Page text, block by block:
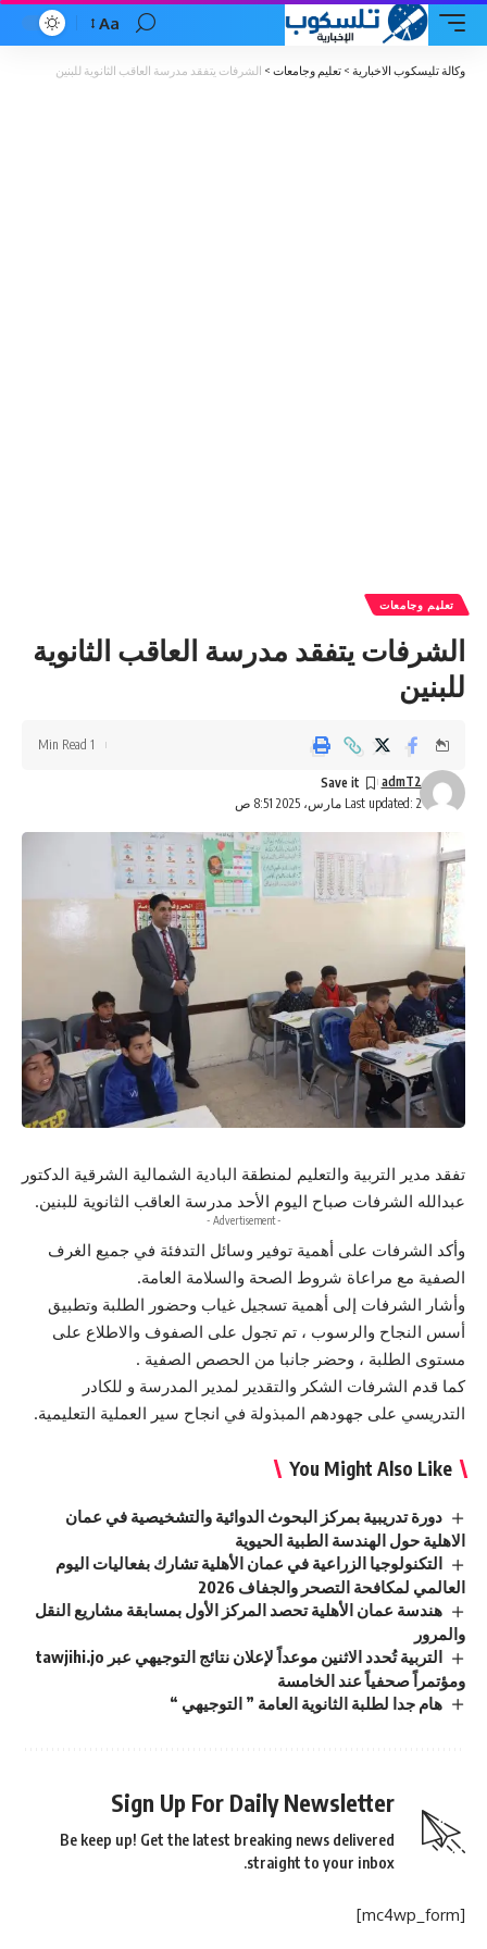
Font
Resizer
Aa
وكالة تليسكوب الاخبارية > تعليم وجامعات > الشرفات يتفقد مدرسة العاقب الثانوية للبنين
تعليم وجامعات
الشرفات يتفقد مدرسة العاقب الثانوية
للبنين
Last updated: 2 مارس، 2025 8:51 ص
admT2
1 Min Read
تفقد مدير التربية والتعليم لمنطقة البادية الشمالية الشرقية الدكتور
عبدالله الشرفات صباح اليوم الأحد مدرسة العاقب الثانوية للبنين.
- Advertisement -
وأكد الشرفات على أهمية توفير وسائل التدفئة في جميع الغرف
الصفية مع مراعاة شروط الصحة والسلامة العامة.
وأشار الشرفات إلى أهمية تسجيل غياب وحضور الطلبة وتطبيق
أسس النجاح والرسوب ، تم تجول على الصفوف والاطلاع على
مستوى الطلبة ، وحضر جانبا من الحصص الصفية .
كما قدم الشرفات الشكر والتقدير لمدير المدرسة و للكادر
التدريسي على جهودهم المبذولة في انجاح سير العملية التعليمية.
You Might Also Like
دورة تدريبية بمركز البحوث الدوائية والتشخيصية في عمان
الاهلية حول الهندسة الطبية الحيوية
التكنولوجيا الزراعية في عمان الأهلية تشارك بفعاليات اليوم
العالمي لمكافحة التصحر والجفاف 2026
هندسة عمان الأهلية تحصد المركز الأول بمسابقة مشاريع النقل
والمرور
التربية تُحدد الاثنين موعداً لإعلان نتائج التوجيهي عبر tawjihi.jo
ومؤتمراً صحفياً عند الخامسة
هام جدا لطلبة الثانوية العامة ” التوجيهي “
Sign Up For Daily Newsletter
Be keep up! Get the latest breaking news delivered
straight to your inbox.
[mc4wp_form]